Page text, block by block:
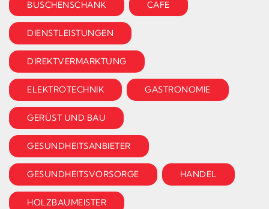
BUSCHENSCHANK CAFE
DIENSTLEISTUNGEN
DIREKTVERMARKTUNG
ELEKTROTECHNIK GASTRONOMIE
GERÜST UND BAU
GESUNDHEITSANBIETER
GESUNDHEITSVORSORGE HANDEL
HOLZBAUMEISTER